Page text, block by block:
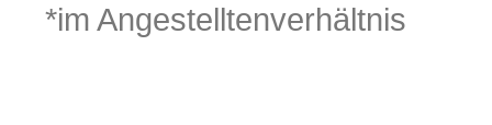
*im Angestelltenverhältnis